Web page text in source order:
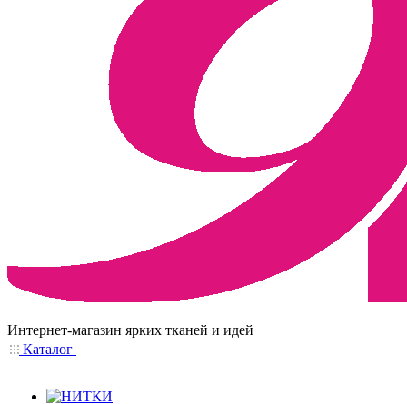
Интернет-магазин ярких тканей и идей
Каталог